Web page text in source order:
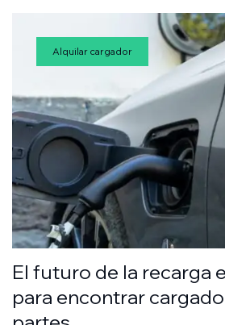
Alquilar cargador
El futuro de la recarga
para encontrar